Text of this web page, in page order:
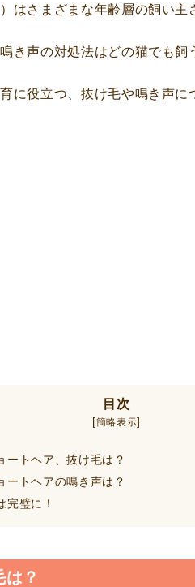
はさまざまな年齢層の飼い主
き声の対処法はどの猫でも飼
に役立つ、抜け毛や鳴き声に
目次
[簡略表示]
ートヘア、抜け毛は？
ートヘアの鳴き声は？
完璧に！
？